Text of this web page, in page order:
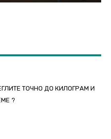
ТОЧНО ДО КИЛОГРАМ И
?